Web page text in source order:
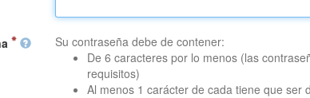
Su contraseña debe de contener:
De 6 caracteres por lo menos (las
requisitos)
Al menos 1 carácter de cada tiene que ser